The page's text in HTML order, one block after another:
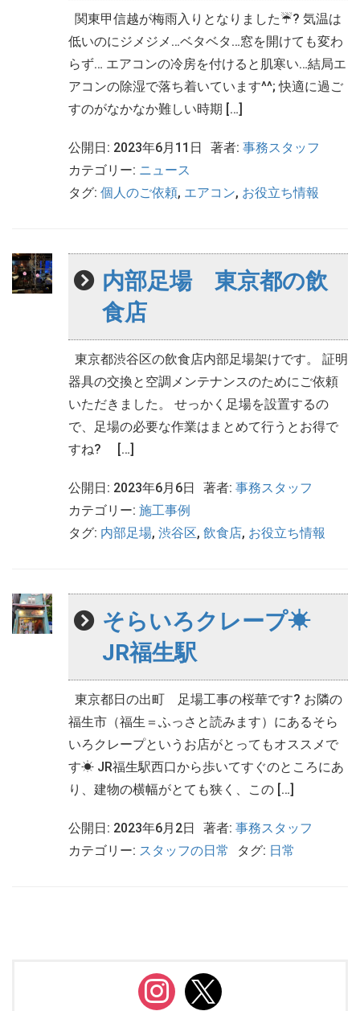
関東甲信越が梅雨入りとなりました☔? 気温は
低いのにジメジメ…ベタベタ…窓を開けても変わ
らず… エアコンの冷房を付けると肌寒い…結局エ
アコンの除湿で落ち着いています^^; 快適に過ご
すのがなかなか難しい時期 […]
公開日: 2023年6月11日 著者: 事務スタッフ
カテゴリー: ニュース
タグ: 個人のご依頼, エアコン, お役立ち情報
内部足場 東京都の飲
食店
東京都渋谷区の飲食店内部足場架けです。 証明
器具の交換と空調メンテナンスのためにご依頼
いただきました。 せっかく足場を設置するの
で、足場の必要な作業はまとめて行うとお得で
すね? […]
公開日: 2023年6月6日 著者: 事務スタッフ
カテゴリー: 施工事例
タグ: 内部足場, 渋谷区, 飲食店, お役立ち情報
そらいろクレープ☀
JR福生駅
東京都日の出町 足場工事の桜華です? お隣の
福生市（福生＝ふっさと読みます）にあるそら
いろクレープというお店がとってもオススメで
す☀ JR福生駅西口から歩いてすぐのところにあ
り、建物の横幅がとても狭く、この […]
公開日: 2023年6月2日 著者: 事務スタッフ
カテゴリー: スタッフの日常 タグ: 日常
instagram
x